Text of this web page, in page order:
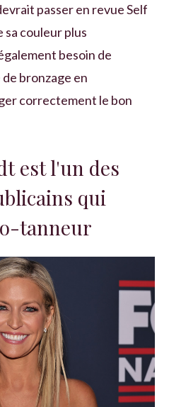
passer en revue Self
couleur plus
besoin de
bronzage en
correctement le bon
est l'un des
qui
tanneur